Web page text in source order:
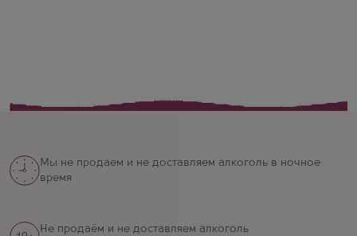
Мы не продаем и не доставляем алкоголь в ночное
время
Не продаём и не доставляем алкоголь